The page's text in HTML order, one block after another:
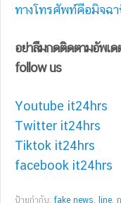
ทางโทรศัพท์คือมิจฉ
อย่าลืมกดติดตามอัพเด
follow us
Youtube it24hrs
Twitter it24hrs
Tiktok it24hrs
facebook it24hrs
ป้ายกำกับ:fake news, line,